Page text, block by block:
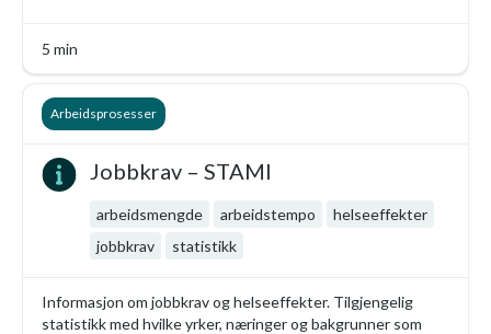
5 min
Jobbkrav – STAMI
arbeidsmengde arbeidstempo
helseeffekter
jobbkrav
statistikk
Informasjon om jobbkrav og helseeffekter. Tilgjengelig
statistikk med hvilke yrker, næringer og bakgrunner som
Arbeidsprosesser